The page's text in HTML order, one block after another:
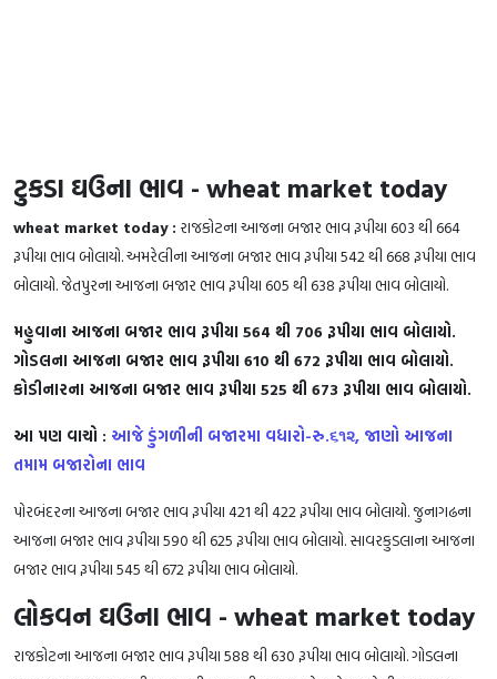
ટુકડા ઘઉના ભાવ - wheat market today
wheat market today : રાજકોટના આજના બજાર ભાવ રૂપીયા 603 થી 664
રૂપીયા ભાવ બોલાયો. અમરેલીના આજના બજાર ભાવ રૂપીયા 542 થી 668 રૂપીયા ભાવ
બોલાયો. જેતપુરના આજના બજાર ભાવ રૂપીયા 605 થી 638 રૂપીયા ભાવ બોલાયો.
મહુવાના આજના બજાર ભાવ રૂપીયા 564 થી 706 રૂપીયા ભાવ બોલાયો.
ગોડલના આજના બજાર ભાવ રૂપીયા 610 થી 672 રૂપીયા ભાવ બોલાયો.
કોડીનારના આજના બજાર ભાવ રૂપીયા 525 થી 673 રૂપીયા ભાવ બોલાયો.
આ પણ વાચો : આજે ડુંગળીની બજારમા વધારો-રુ.૬૧૨, જાણો આજના
તમામ બજારોના ભાવ
પોરબંદરના આજના બજાર ભાવ રૂપીયા 421 થી 422 રૂપીયા ભાવ બોલાયો. જુનાગઢના
આજના બજાર ભાવ રૂપીયા 590 થી 625 રૂપીયા ભાવ બોલાયો. સાવરકુડલાના આજના
બજાર ભાવ રૂપીયા 545 થી 672 રૂપીયા ભાવ બોલાયો.
લોકવન ઘઉના ભાવ - wheat market today
રાજકોટના આજના બજાર ભાવ રૂપીયા 588 થી 630 રૂપીયા ભાવ બોલાયો. ગોડલના